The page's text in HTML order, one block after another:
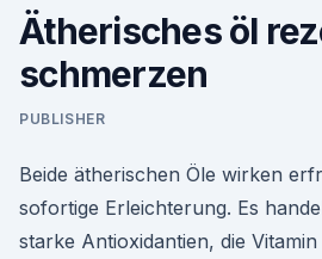
Ätherisches öl
schmerzen
PUBLISHER
Beide ätherischen Öle wirken
sofortige Erleichterung. Es
starke Antioxidantien, die